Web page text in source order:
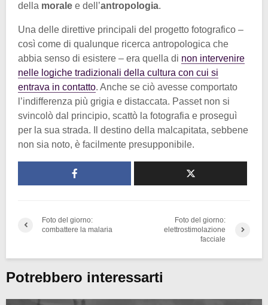
della morale e dell’antropologia.
Una delle direttive principali del progetto fotografico –
così come di qualunque ricerca antropologica che
abbia senso di esistere – era quella di non intervenire
nelle logiche tradizionali della cultura con cui si
entrava in contatto. Anche se ciò avesse comportato
l’indifferenza più grigia e distaccata. Passet non si
svincolò dal principio, scattò la fotografia e proseguì
per la sua strada. Il destino della malcapitata, sebbene
non sia noto, è facilmente presupponibile.
Foto del giorno:
combattere la malaria
Foto del giorno:
elettrostimolazione
facciale
Potrebbero interessarti